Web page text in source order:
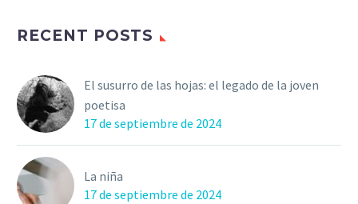
RECENT POSTS
El susurro de las hojas: el legado de la joven
poetisa
17 de septiembre de 2024
La niña
17 de septiembre de 2024